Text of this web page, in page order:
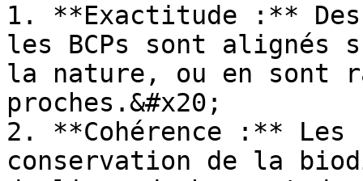
1. **Exactitude :** Des
les BCPs sont alignés
la nature, ou en sont
proches.&#x20;
2. **Cohérence :**
conservation de la